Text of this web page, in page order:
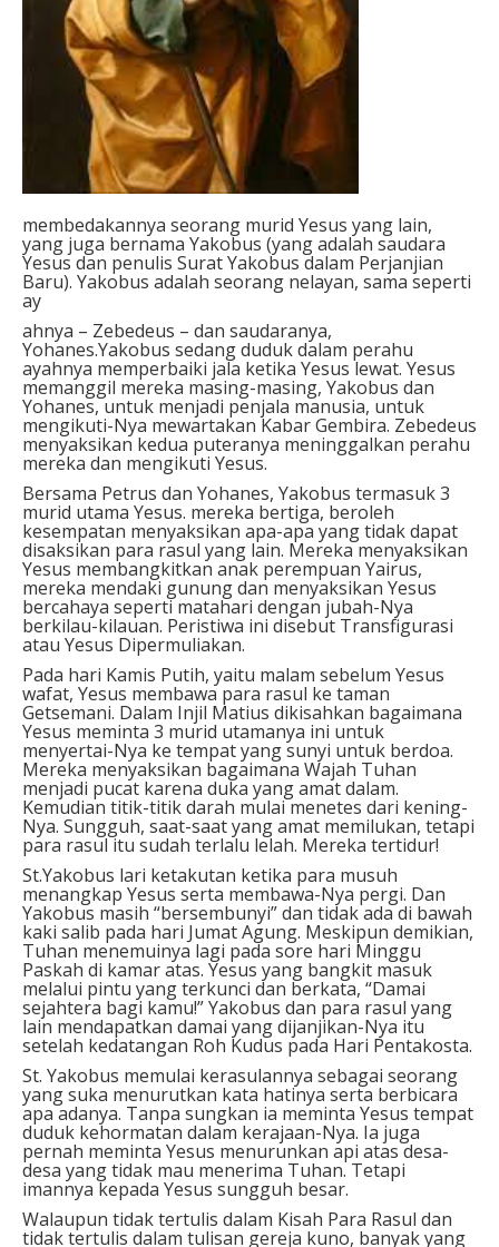
membedakannya seorang murid Yesus yang lain,
yang juga bernama Yakobus (yang adalah saudara
Yesus dan penulis Surat Yakobus dalam Perjanjian
Baru). Yakobus adalah seorang nelayan, sama seperti
ay
ahnya – Zebedeus – dan saudaranya,
Yohanes.Yakobus sedang duduk dalam perahu
ayahnya memperbaiki jala ketika Yesus lewat. Yesus
memanggil mereka masing-masing, Yakobus dan
Yohanes, untuk menjadi penjala manusia, untuk
mengikuti-Nya mewartakan Kabar Gembira. Zebedeus
menyaksikan kedua puteranya meninggalkan perahu
mereka dan mengikuti Yesus.
Bersama Petrus dan Yohanes, Yakobus termasuk 3
murid utama Yesus. mereka bertiga, beroleh
kesempatan menyaksikan apa-apa yang tidak dapat
disaksikan para rasul yang lain. Mereka menyaksikan
Yesus membangkitkan anak perempuan Yairus,
mereka mendaki gunung dan menyaksikan Yesus
bercahaya seperti matahari dengan jubah-Nya
berkilau-kilauan. Peristiwa ini disebut Transfigurasi
atau Yesus Dipermuliakan.
Pada hari Kamis Putih, yaitu malam sebelum Yesus
wafat, Yesus membawa para rasul ke taman
Getsemani. Dalam Injil Matius dikisahkan bagaimana
Yesus meminta 3 murid utamanya ini untuk
menyertai-Nya ke tempat yang sunyi untuk berdoa.
Mereka menyaksikan bagaimana Wajah Tuhan
menjadi pucat karena duka yang amat dalam.
Kemudian titik-titik darah mulai menetes dari kening-
Nya. Sungguh, saat-saat yang amat memilukan, tetapi
para rasul itu sudah terlalu lelah. Mereka tertidur!
St.Yakobus lari ketakutan ketika para musuh
menangkap Yesus serta membawa-Nya pergi. Dan
Yakobus masih “bersembunyi” dan tidak ada di bawah
kaki salib pada hari Jumat Agung. Meskipun demikian,
Tuhan menemuinya lagi pada sore hari Minggu
Paskah di kamar atas. Yesus yang bangkit masuk
melalui pintu yang terkunci dan berkata, “Damai
sejahtera bagi kamu!” Yakobus dan para rasul yang
lain mendapatkan damai yang dijanjikan-Nya itu
setelah kedatangan Roh Kudus pada Hari Pentakosta.
St. Yakobus memulai kerasulannya sebagai seorang
yang suka menurutkan kata hatinya serta berbicara
apa adanya. Tanpa sungkan ia meminta Yesus tempat
duduk kehormatan dalam kerajaan-Nya. Ia juga
pernah meminta Yesus menurunkan api atas desa-
desa yang tidak mau menerima Tuhan. Tetapi
imannya kepada Yesus sungguh besar.
Walaupun tidak tertulis dalam Kisah Para Rasul dan
tidak tertulis dalam tulisan gereja kuno, banyak yang